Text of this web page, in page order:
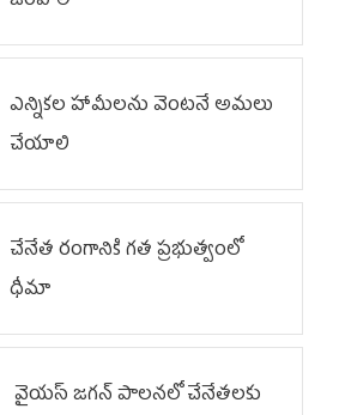
ఎన్నికల హామీలను వెంటనే అమలు
చేయాలి
చేనేత రంగానికి గత ప్రభుత్వంలో
ధీమా
వైయ‌స్ జగన్ పాలనలో చేనేతలకు